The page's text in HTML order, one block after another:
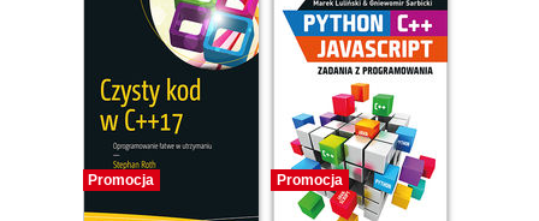
Promocja Promocja